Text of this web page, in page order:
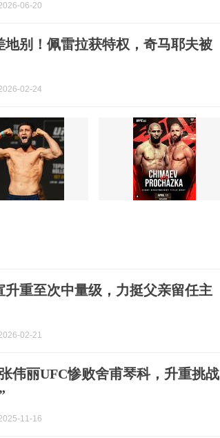
06-20
地别！佩雷拉获特权，奇马耶夫被
02-24
升重至次中量级，力挺父亲留任主
02-21
伟丽UFC惨败舍甫琴科，升重挑战
11-16